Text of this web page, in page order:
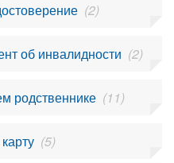
(2)
об инвалидности (2)
родственнике (11)
(5)